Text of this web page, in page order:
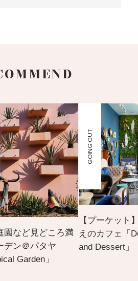
園など見どころ満
デン＠パタヤ
Garden」
GOING OUT
【プーケット
えのカフェ「
and Dessert」